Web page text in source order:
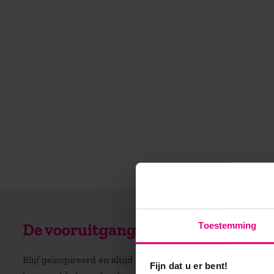
Toestemming
Fijn dat u er bent!
De vooruitgang voor zijn?
Blijf geïnspireerd en altijd op de hoogte! Ontvang